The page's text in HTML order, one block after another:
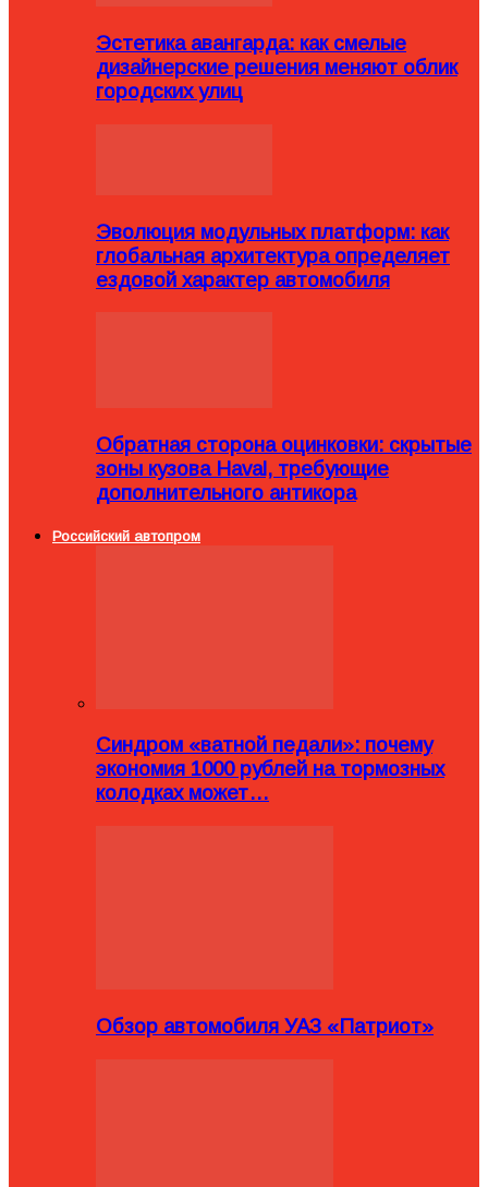
Эстетика авангарда: как смелые
дизайнерские решения меняют облик
городских улиц
Эволюция модульных платформ: как
глобальная архитектура определяет
ездовой характер автомобиля
Обратная сторона оцинковки: скрытые
зоны кузова Haval, требующие
дополнительного антикора
Российский автопром
Синдром «ватной педали»: почему
экономия 1000 рублей на тормозных
колодках может…
Обзор автомобиля УАЗ «Патриот»